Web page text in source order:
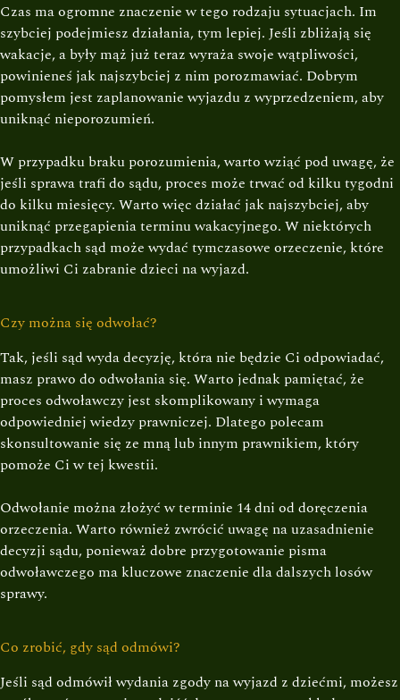
Czas ma ogromne znaczenie w tego rodzaju sytuacjach. Im
szybciej podejmiesz działania, tym lepiej. Jeśli zbliżają się
wakacje, a były mąż już teraz wyraża swoje wątpliwości,
powinieneś jak najszybciej z nim porozmawiać. Dobrym
pomysłem jest zaplanowanie wyjazdu z wyprzedzeniem, aby
uniknąć nieporozumień.
W przypadku braku porozumienia, warto wziąć pod uwagę, że
jeśli sprawa trafi do sądu, proces może trwać od kilku tygodni
do kilku miesięcy. Warto więc działać jak najszybciej, aby
uniknąć przegapienia terminu wakacyjnego. W niektórych
przypadkach sąd może wydać tymczasowe orzeczenie, które
umożliwi Ci zabranie dzieci na wyjazd.
Czy można się odwołać?
Tak, jeśli sąd wyda decyzję, która nie będzie Ci odpowiadać,
masz prawo do odwołania się. Warto jednak pamiętać, że
proces odwoławczy jest skomplikowany i wymaga
odpowiedniej wiedzy prawniczej. Dlatego polecam
skonsultowanie się ze mną lub innym prawnikiem, który
pomoże Ci w tej kwestii.
Odwołanie można złożyć w terminie 14 dni od doręczenia
orzeczenia. Warto również zwrócić uwagę na uzasadnienie
decyzji sądu, ponieważ dobre przygotowanie pisma
odwoławczego ma kluczowe znaczenie dla dalszych losów
sprawy.
Co zrobić, gdy sąd odmówi?
Jeśli sąd odmówił wydania zgody na wyjazd z dziećmi, możesz